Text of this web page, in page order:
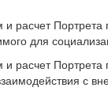
расчет
для
расчет Портрета
с